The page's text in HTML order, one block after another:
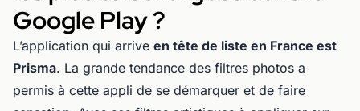
Google Play ?
L’application qui arrive en tête de liste en France est
Prisma. La grande tendance des filtres photos a
permis à cette appli de se démarquer et de faire